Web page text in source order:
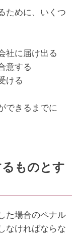
ために、いくつ
社に届け出る
意する
ける
できるまでに
ものとす
た場合のペナル
なければならな